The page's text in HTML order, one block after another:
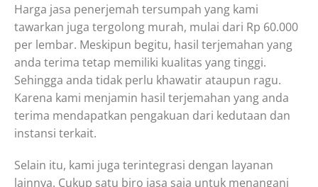
Harga jasa penerjemah tersumpah yang kami
tawarkan juga tergolong murah, mulai dari Rp 60.000
per lembar. Meskipun begitu, hasil terjemahan yang
anda terima tetap memiliki kualitas yang tinggi.
Sehingga anda tidak perlu khawatir ataupun ragu.
Karena kami menjamin hasil terjemahan yang anda
terima mendapatkan pengakuan dari kedutaan dan
instansi terkait.
Selain itu, kami juga terintegrasi dengan layanan
lainnya. Cukup satu biro jasa saja untuk menangani